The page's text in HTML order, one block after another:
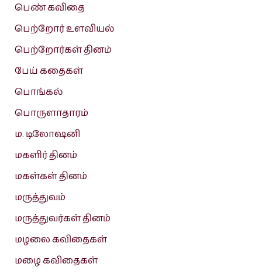
பெண் கவிதை
பெற்றோர் உளவியல்
பெற்றோர்கள் தினம்
பேய் கதைகள்
பொங்கல்
பொருளாதாரம்
ம. டிலோஷனி
மகளிர் தினம்
மகள்கள் தினம்
மருத்துவம்
மருத்துவர்கள் தினம்
மழலை கவிதைகள்
மழை கவிதைகள்